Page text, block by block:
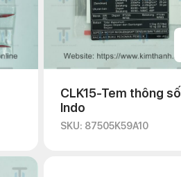
CLK15-Tem thông số
Indo
SKU: 87505K59A10